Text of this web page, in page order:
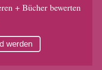
+ Bücher bewerten
werden